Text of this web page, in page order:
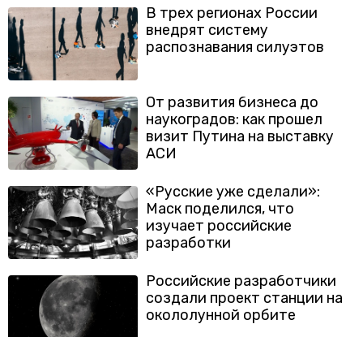
В трех регионах России
внедрят систему
распознавания силуэтов
От развития бизнеса до
наукоградов: как прошел
визит Путина на выставку
АСИ
«Русские уже сделали»:
Маск поделился, что
изучает российские
разработки
Российские разработчики
создали проект станции на
окололунной орбите